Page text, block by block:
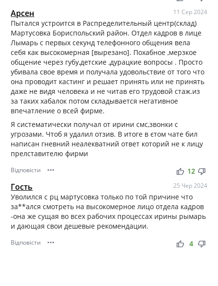
Арсен 11 Сер 2024
Пытался устроится в Распределительный центр(склад)
Мартусовка Бориспольский район. Отдел кадров в лице
Лымарь с первых секунд телефонного общения вела
себя как высокомерная [вырезано]. Похабное ,мерзкое
общение через губу,детские ,дурацкие вопросы . Просто
убивала свое время и получала удовольствие от того что
она проводит кастинг и решает принять или не принять
даже не видя человека и не читав его трудовой стаж.из
за таких хабалок потом складывается негативное
впечатление о всей фирме.
Я систематически получал от ирини смс,звонки с
угрозами. Чтоб я удалил отзив. В итоге в єтом чате бил
написан гневний неалекватний ответ которий не к лицу
прелставителю фирми
Відповісти ••• thumb_up thumb_down
12
Гость 25 Чер 2024
Уволился с рц мартусовка только по той причине что
за**ался смотреть на высокомерное лицо отдела кадров
-она же сущая во всех рабочих процессах ирины рымарь
и дающая свои дешевые рекомендации.
Відповісти ••• thumb_up thumb_down
4